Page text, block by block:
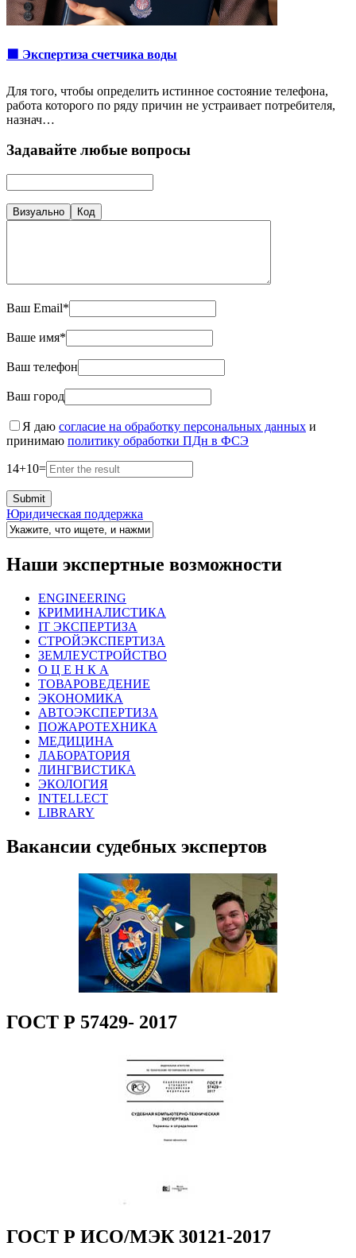
🟩 Экспертиза счетчика воды
Для того, чтобы определить истинное состояние телефона,
работа которого по ряду причин не устраивает потребителя,
назнач…
Задавайте любые вопросы
Визуально Код
Ваш Email*
Ваше имя*
Ваш телефон
Ваш город
Я даю согласие на обработку персональных данных и
принимаю политику обработки ПДн в ФСЭ
14+10=
Юридическая поддержка
Наши экспертные возможности
ENGINEERING
КРИМИНАЛИСТИКА
IT ЭКСПЕРТИЗА
СТРОЙЭКСПЕРТИЗА
ЗЕМЛЕУСТРОЙСТВО
О Ц Е Н К А
ТОВАРОВЕДЕНИЕ
ЭКОНОМИКА
АВТОЭКСПЕРТИЗА
ПОЖАРОТЕХНИКА
МЕДИЦИНА
ЛАБОРАТОРИЯ
ЛИНГВИСТИКА
ЭКОЛОГИЯ
INTELLECT
LIBRARY
Вакансии судебных экспертов
ГОСТ Р 57429- 2017
ГОСТ Р ИСО/МЭК 30121-2017